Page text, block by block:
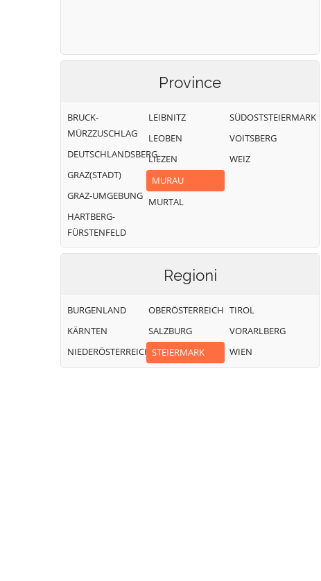
Province
BRUCK-
MÜRZZUSCHLAG
DEUTSCHLANDSBERG
GRAZ(STADT)
GRAZ-UMGEBUNG
HARTBERG-
FÜRSTENFELD
LEIBNITZ
LEOBEN
LIEZEN
MURAU
MURTAL
SÜDOSTSTEIERMARK
VOITSBERG
WEIZ
Regioni
BURGENLAND
KÄRNTEN
NIEDERÖSTERREICH
OBERÖSTERREICH
SALZBURG
STEIERMARK
TIROL
VORARLBERG
WIEN